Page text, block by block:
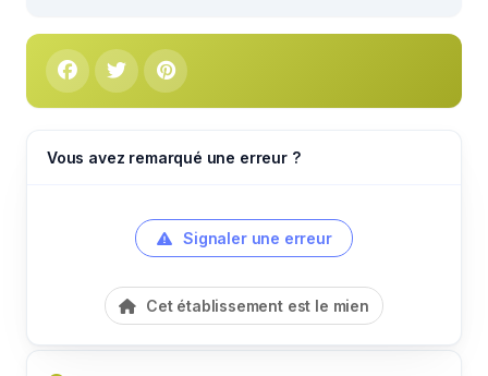
Vous avez remarqué une erreur ?
Signaler une erreur
Cet établissement est le mien